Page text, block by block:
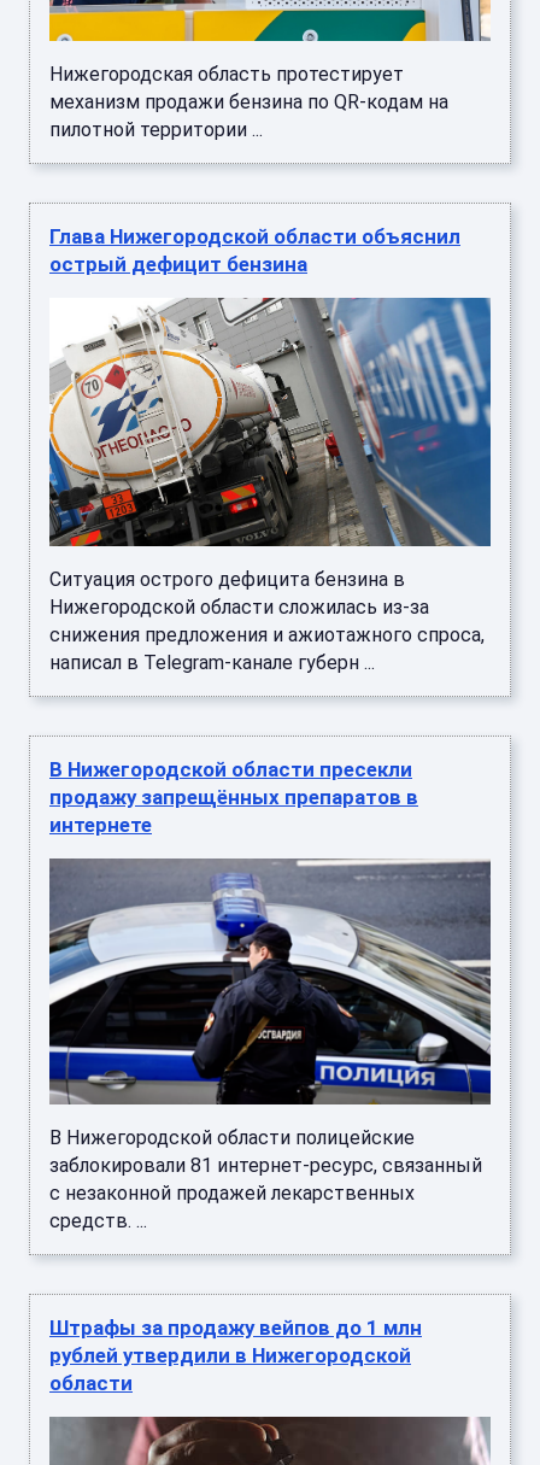
Нижегородская область протестирует
механизм продажи бензина по QR-кодам на
пилотной территории ...
Глава Нижегородской области объяснил
острый дефицит бензина
Ситуация острого дефицита бензина в
Нижегородской области сложилась из-за
снижения предложения и ажиотажного спроса,
написал в Telegram-канале губерн ...
В Нижегородской области пресекли
продажу запрещённых препаратов в
интернете
В Нижегородской области полицейские
заблокировали 81 интернет-ресурс, связанный
с незаконной продажей лекарственных
средств. ...
Штрафы за продажу вейпов до 1 млн
рублей утвердили в Нижегородской
области